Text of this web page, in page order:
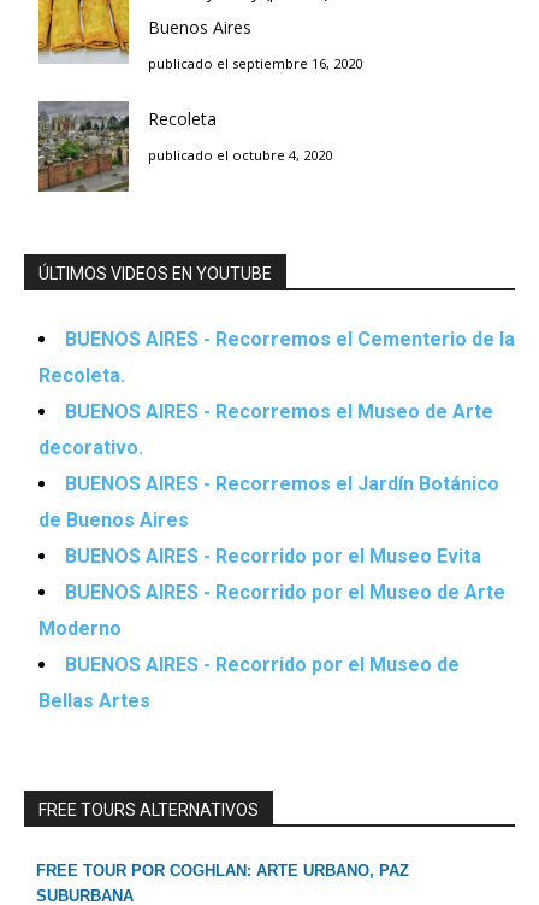
Buenos Aires
publicado el septiembre 16, 2020
Recoleta
publicado el octubre 4, 2020
ÚLTIMOS VIDEOS EN YOUTUBE
BUENOS AIRES - Recorremos el Cementerio de la
Recoleta.
BUENOS AIRES - Recorremos el Museo de Arte
decorativo.
BUENOS AIRES - Recorremos el Jardín Botánico
de Buenos Aires
BUENOS AIRES - Recorrido por el Museo Evita
BUENOS AIRES - Recorrido por el Museo de Arte
Moderno
BUENOS AIRES - Recorrido por el Museo de
Bellas Artes
FREE TOURS ALTERNATIVOS
FREE TOUR POR COGHLAN: ARTE URBANO, PAZ
SUBURBANA